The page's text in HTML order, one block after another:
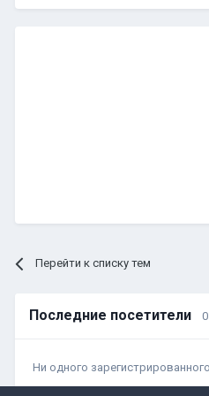
Перейти к списку тем
Последние посетители
Ни одного